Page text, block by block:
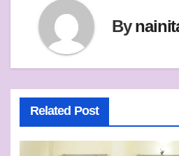
By
Related Post